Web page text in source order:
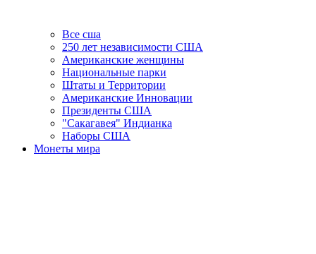
Все сша
250 лет независимости США
Американские женщины
Национальные парки
Штаты и Территории
Американские Инновации
Президенты США
"Сакагавея" Индианка
Наборы США
Монеты мира